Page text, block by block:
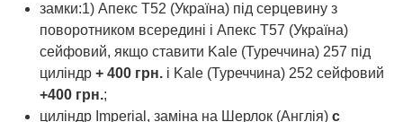
замки:1) Апекс Т52 (Україна) під серцевину з
поворотником всередині і Апекс Т57 (Україна)
сейфовий, якщо ставити Kale (Туреччина) 257 під
циліндр + 400 грн. і Kale (Туреччина) 252 сейфовий
+400 грн.;
циліндр Imperial, заміна на Шерлок (Англія) с